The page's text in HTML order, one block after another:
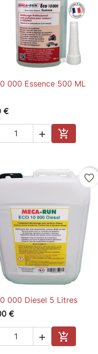
 Quick view
000 Essence 500 ML
€
 
Add to
favorite_border
 Quick view
000 Diesel 5 Litres
€
 
Add to